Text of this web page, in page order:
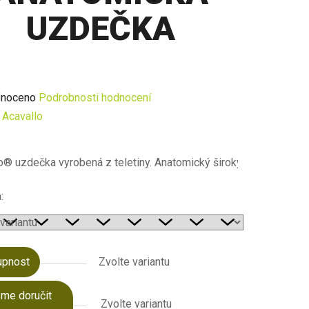
UZDEČKA
Podrobnosti hodnocení
Acavallo
uzdečka vyrobená z teletiny. Anatomický široký nánosník,
Zvolte variantu
doručit
Zvolte variantu